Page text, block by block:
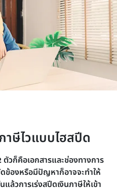
าษีไวแบบไฮสปีด
วก็คือเอกสารและช่องทางการ
ข้องหรือมีปัญหาก็อาจจะทำให้
ล้วการเร่งสปีดเงินภาษีให้เข้า